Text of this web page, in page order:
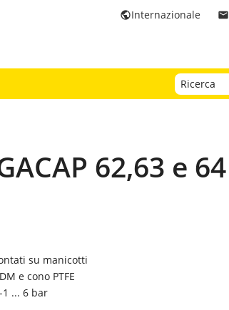
email
publicInternazionale
62,63 e 64
su manicotti
e cono PTFE
... 6 bar